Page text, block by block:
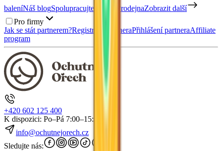
baleníNáš blogSpolupracujte s námi ProdejnaZobrazit další
Pro firmy
Jak se stát partnerem?Registrace partneraPřihlášení partneraAffiliate
program
+420 602 125 400
K dispozici: Po–Pá 7:00–15:30
info@ochutnejorech.cz
Sledujte nás: